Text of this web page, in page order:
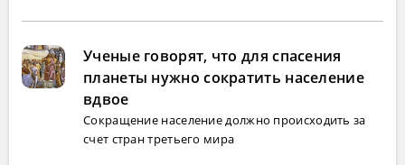
Ученые говорят, что для спасения
планеты нужно сократить население
вдвое
Сокращение население должно происходить за
счет стран третьего мира